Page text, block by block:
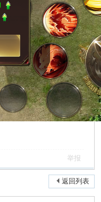
举报
返回列表